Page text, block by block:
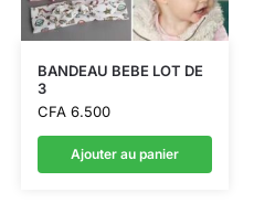
BANDEAU BEBE LOT DE
3
CFA6.500
Ajouter au panier